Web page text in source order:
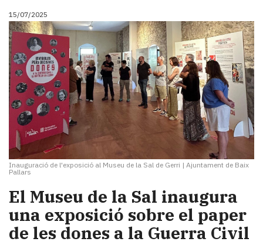
15/07/2025
Inauguració de l'exposició al Museu de la Sal de Gerri | Ajuntament de Baix
Pallars
El Museu de la Sal inaugura
una exposició sobre el paper
de les dones a la Guerra Civil